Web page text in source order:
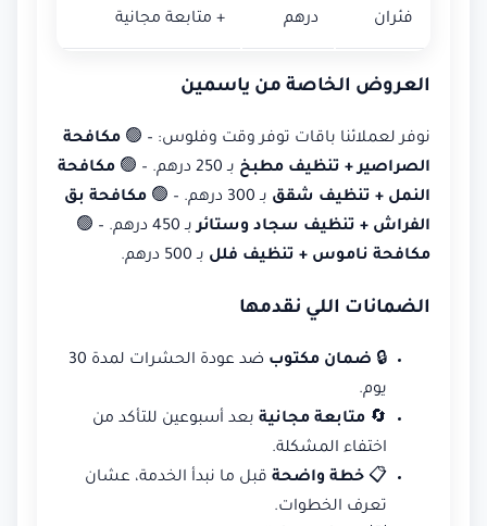
فئران
درهم
+ متابعة مجانية
العروض الخاصة من ياسمين
نوفر لعملائنا باقات توفر وقت وفلوس: – 🟢 مكافحة
الصراصير + تنظيف مطبخ بـ 250 درهم. – 🟢
مكافحة
النمل + تنظيف شقق بـ 300 درهم. – 🟢
مكافحة بق
الفراش + تنظيف سجاد وستائربـ 450 درهم. – 🟢
مكافحة ناموس + تنظيف فلل بـ 500 درهم.
الضمانات اللي نقدمها
🔒 ضمان مكتوب
ضد عودة الحشرات لمدة 30
يوم.
🔄 متابعة مجانية بعد أسبوعين للتأكد من
اختفاء المشكلة.
📋 خطة واضحة قبل ما نبدأ الخدمة، عشان
تعرف الخطوات.